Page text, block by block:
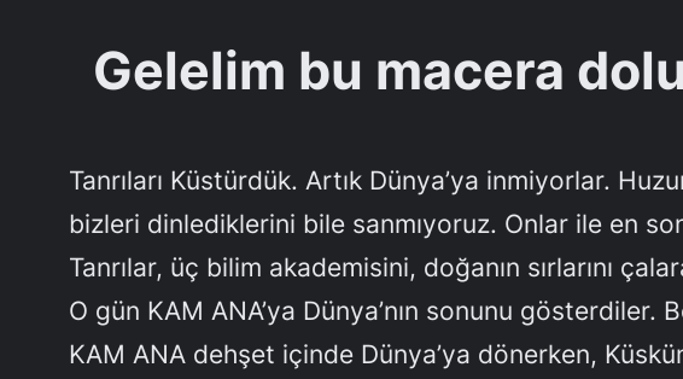
Gelelim bu macera
Tanrıları Küstürdük. Artık Dünya’ya inmiyorlar.
bizleri dinlediklerini bile sanmıyoruz. Onlar ile en
Tanrılar, üç bilim akademisini, doğanın sırlarını
O gün KAM ANA’ya Dünya’nın sonunu gösterdiler.
KAM ANA dehşet içinde Dünya’ya dönerken,